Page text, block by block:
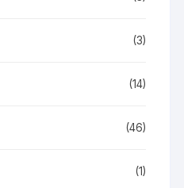
(3)
(14)
(46)
(1)